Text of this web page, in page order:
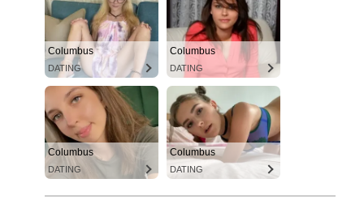
Columbus
DATING
Columbus
DATING
Columbus
DATING
Columbus
DATING